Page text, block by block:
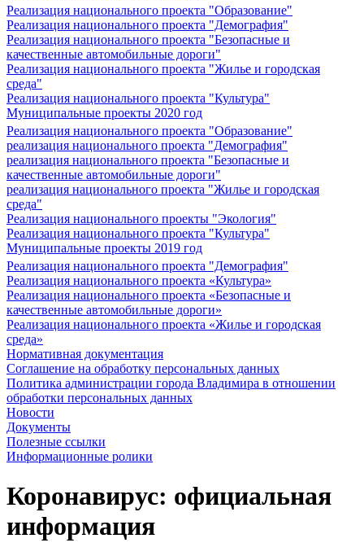
Реализация национального проекта "Образование"
Реализация национального проекта "Демография"
Реализация национального проекта "Безопасные и
качественные автомобильные дороги"
Реализация национального проекта "Жилье и городская
среда"
Реализация национального проекта "Культура"
Муниципальные проекты 2020 год
Реализация национального проекта "Образование"
реализация национального проекта "Демография"
реализация национального проекта "Безопасные и
качественные автомобильные дороги"
реализация национального проекта "Жилье и городская
среда"
Реализация национального проекты "Экология"
Реализация национального проекта "Культура"
Муниципальные проекты 2019 год
Реализация национального проекта "Демография"
Реализация национального проекта «Культура»
Реализация национального проекта «Безопасные и
качественные автомобильные дороги»
Реализация национального проекта «Жилье и городская
среда»
Нормативная документация
Соглашение на обработку персональных данных
Политика администрации города Владимира в отношении
обработки персональных данных
Новости
Документы
Полезные ссылки
Информационные ролики
Коронавирус: официальная
информация